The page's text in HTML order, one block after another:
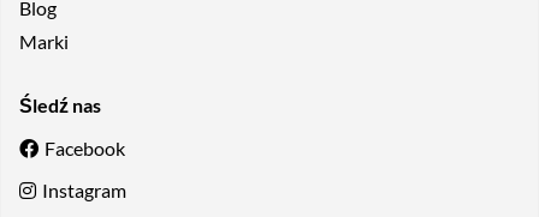
Blog
Marki
Śledź nas
Facebook
Instagram